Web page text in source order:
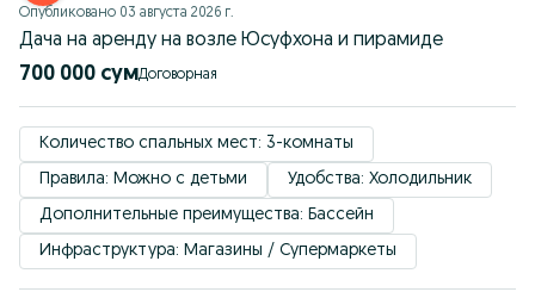
Опубликовано 03 августа 2026 г.
Дача на аренду на возле Юсуфхона и пирамиде
700 000 сум Договорная
Количество спальных мест: 3-комнаты
Правила: Можно с детьми
Удобствa: Холодильник
Дополнительные преимущества: Бассейн
Инфраструктура: Магазины / Супермаркеты